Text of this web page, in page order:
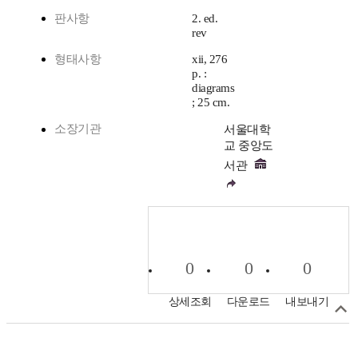
판사항
2. ed.
rev
형태사항
xii, 276
p. :
diagrams
; 25 cm.
소장기관
서울대학
교 중앙도
서관
0
상세조회
0
다운로드
0
내보내기